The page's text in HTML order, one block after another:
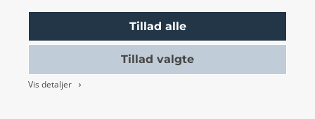
Tillad valgte
Tillad alle
Vis detaljer keyboard_arrow_right